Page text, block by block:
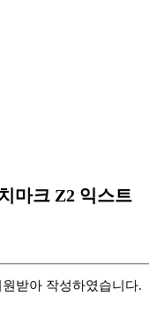
마크 Z2 익스트
받아 작성하였습니다.